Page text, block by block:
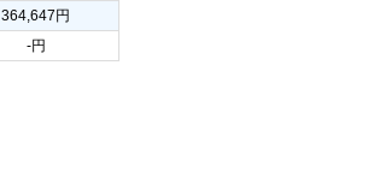
364,647円
-円